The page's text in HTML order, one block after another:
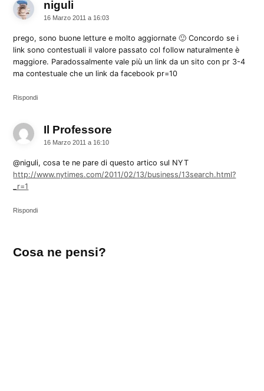
niguli
16 Marzo 2011 a 16:03
prego, sono buone letture e molto aggiornate 🙂 Concordo se i
link sono contestuali il valore passato col follow naturalmente è
maggiore. Paradossalmente vale più un link da un sito con pr 3-4
ma contestuale che un link da facebook pr=10
Rispondi
Il Professore
16 Marzo 2011 a 16:10
@niguli, cosa te ne pare di questo artico sul NYT
http://www.nytimes.com/2011/02/13/business/13search.html?
_r=1
Rispondi
un
Cosa ne pensi?